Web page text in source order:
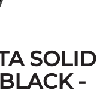
SOLID
-